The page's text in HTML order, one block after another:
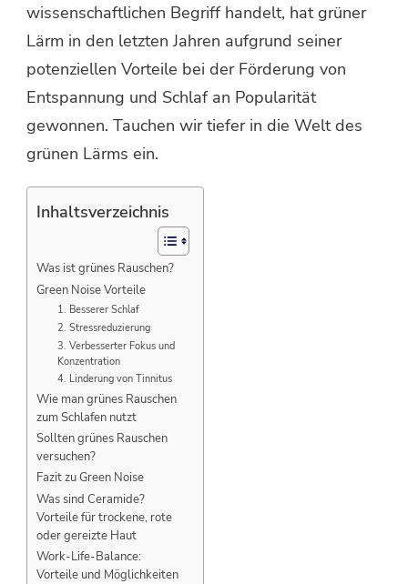
wissenschaftlichen Begriff handelt, hat grüner
Lärm in den letzten Jahren aufgrund seiner
potenziellen Vorteile bei der Förderung von
Entspannung und Schlaf an Popularität
gewonnen. Tauchen wir tiefer in die Welt des
grünen Lärms ein.
Inhaltsverzeichnis
Was ist grünes Rauschen?
Green Noise Vorteile
1. Besserer Schlaf
2. Stressreduzierung
3. Verbesserter Fokus und
Konzentration
4. Linderung von Tinnitus
Wie man grünes Rauschen
zum Schlafen nutzt
Sollten grünes Rauschen
versuchen?
Fazit zu Green Noise
Was sind Ceramide?
Vorteile für trockene, rote
oder gereizte Haut
Work-Life-Balance:
Vorteile und Möglichkeiten